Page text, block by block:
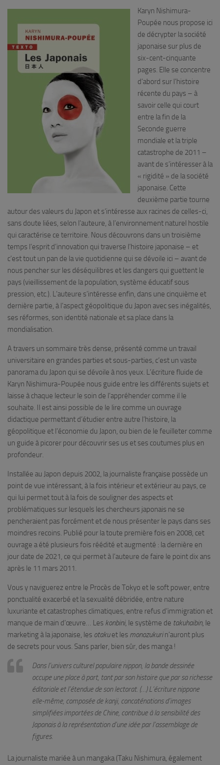
Karyn Nishimura-
Poupée nous propose ici
de décrypter la société
japonaise sur plus de
six-cent-cinquante
pages. Elle se concentre
d’abord sur l’histoire
récente du pays – à
savoir celle qui court
entre la fin de la
Seconde guerre
mondiale et la triple
catastrophe de 2011 –
avant de s’intéresser à la
« rigidité » de la société
japonaise. Cette
deuxième partie tourne
autour des valeurs du Japon et s’intéresse aux racines de celles-ci,
sans doute liées, selon l’auteure, à l’environnement naturel hostile
qui caractérise ce territoire. Nous découvrons dans un troisième
temps l’esprit d’innovation qui traverse l’histoire japonaise – et
c’est tout un pan de la vie quotidienne qui se dévoile ici – avant de
nous pencher sur les déséquilibres et les dangers qui guettent le
pays (vieillissement de la population, système éducatif sous
pression, etc.). L’auteure s’intéresse enfin, dans une cinquième et
dernière partie, à l’aspect géopolitique du Japon avec ses inégalités,
ses réformes, son identité nationale et sa place dans la
mondialisation.
A travers un sommaire très dense, présenté comme un travail
universitaire en grandes parties et sous-parties, c’est un vaste
panorama du Japon qui se dévoile à nos yeux. L’écriture fluide de
Karyn Nishimura-Poupée nous guide entre les différents sujets et
laisse à chaque lecteur le soin de l’appréhender comme il le
souhaite. Il est ainsi possible de le lire comme un ouvrage
didactique permettant d’étudier entre autre l’histoire, la
géopolitique et l’économie du Japon, ou bien de le feuilleter comme
un guide à picorer pour découvrir ses us et ses coutumes plus en
profondeur.
Installée au Japon depuis 2002, la journaliste française possède un
point de vue intéressant, à la fois intérieur et extérieur au pays, ce
qui lui permet tout à la fois de souligner des aspects et
problématiques sur lesquels les chercheurs japonais ne se
pencheraient pas forcément et de nous présenter le pays dans ses
moindres recoins. Publié pour la toute première fois en 2008, cet
ouvrage a été plusieurs fois réédité et augmenté : la dernière en
jour date de 2021, ce qui permet à l’auteure de faire le point dix ans
après le 11 mars 2011.
Vous y naviguerez entre le Procès de Tokyo et le soft power, entre
ponctualité exacerbé et la sexualité débridée, entre nature
luxuriante et catastrophes climatiques, entre refus d’immigration et
manque de main d’œuvre… Les konbini, le système de takuhaibin, le
marketing à la japonaise, les otakuet les monozukurin’auront plus
de secrets pour vous. Sans parler, bien sûr, des manga !
Dans l’univers culturel populaire nippon, la bande dessinée
occupe une place à part, tant par son histoire que par sa richesse
éditoriale et l’étendue de son lectorat. (…) L’écriture nippone
elle-même, composée de kanji, concaténations d’images
simplifiées importées de Chine, contribue à la sensibilité des
Japonais à la représentation d’une idée par l’assemblage de
figures.
La journaliste mariée à un mangaka (Taku Nishimura, également